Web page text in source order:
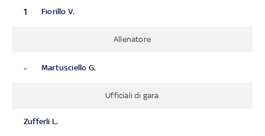
1 Fiorillo V.
Allenatore
- Martusciello G.
Ufficiali di gara
Zufferli L.